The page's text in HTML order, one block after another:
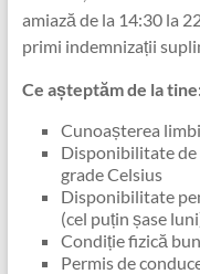
amiază de la 14:30 la
primi indemnizații
Ce așteptăm de la
Cunoașterea
Disponibilitate de
grade Celsius
Disponibilitate
(cel puțin șase
Condiție fizică
Permis de